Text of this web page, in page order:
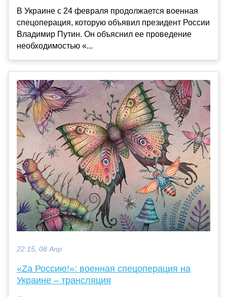
В Украине с 24 февраля продолжается военная
спецоперация, которую объявил президент России
Владимир Путин. Он объяснил ее проведение
необходимостью «...
22:15, 08 Апр
«Zа Россию!»: военная спецоперация на
Украине – трансляция